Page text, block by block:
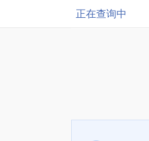
正在查询中